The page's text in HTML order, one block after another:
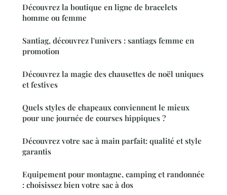
Découvrez la boutique en ligne de bracelets
homme ou femme
Santiag, découvrez l'univers : santiags femme en
promotion
Découvrez la magie des chausettes de noël uniques
et festives
Quels styles de chapeaux conviennent le mieux
pour une journée de courses hippiques ?
Découvrez votre sac à main parfait: qualité et style
garantis
Equipement pour montagne, camping et randonnée
: choisissez bien votre sac à dos